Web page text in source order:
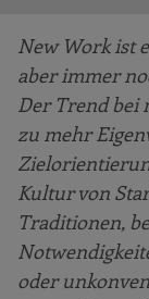
New Work ist
aber immer
Der Trend bei
zu mehr
Kultur von
Traditionen,
oder